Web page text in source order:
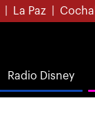
La Paz
Radio Disney